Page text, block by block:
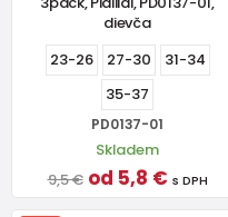
dievča
23-26
27-30
31-34
35-37
PD0137-01
Skladem
9,5 € od 5,8 € s DPH